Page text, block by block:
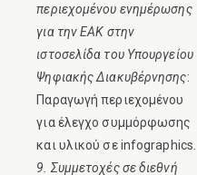
περιεχομένου ενημέρωσης
για την ΕΑΚ στην
ιστοσελίδα του Υπουργείου
Ψηφιακής Διακυβέρνησης:
Παραγωγή περιεχομένου
για έλεγχο συμμόρφωσης
και υλικού σε infographics.
9. Συμμετοχές σε διεθνή